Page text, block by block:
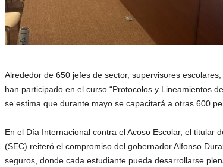
Alrededor de 650 jefes de sector, supervisores
han participado en el curso “Protocolos y Lineamientos
se estima que durante mayo se capacitará a otras 600
En el Día Internacional contra el Acoso Escolar, el titular
(SEC) reiteró el compromiso del gobernador Alfonso
seguros, donde cada estudiante pueda desarrollarse